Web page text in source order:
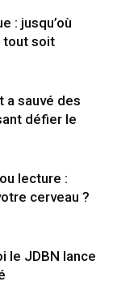
: jusqu’où
tout soit
a sauvé des
défier le
lecture :
cerveau ?
le JDBN lance